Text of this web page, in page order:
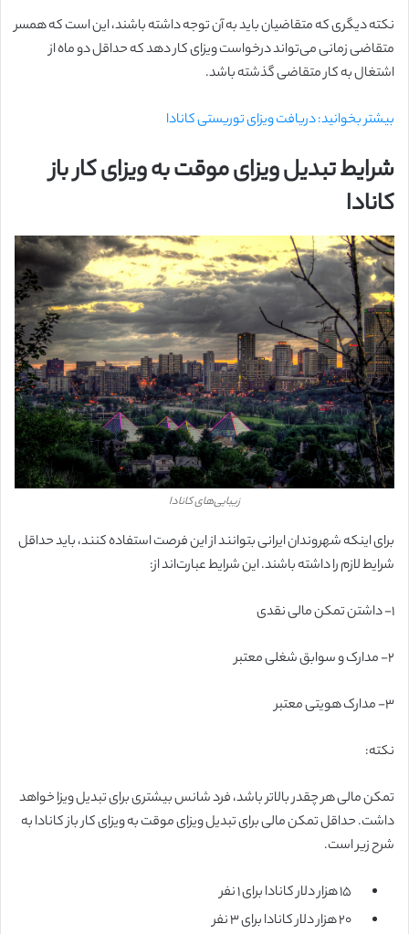
نکته دیگری که متقاضیان باید به آن توجه داشته باشند، این است که همسر
متقاضی زمانی می‌تواند درخواست ویزای کار دهد که حداقل دو ماه از
اشتغال به کار متقاضی گذشته باشد.
بیشتر بخوانید: دریافت ویزای توریستی کانادا
شرایط تبدیل ویزای موقت به ویزای کار باز
کانادا
زیبایی‌های کانادا
برای اینکه شهروندان ایرانی بتوانند از این فرصت استفاده کنند، باید حداقل
شرایط لازم را داشته باشند. این شرایط عبارت‌اند از:
۱- داشتن تمکن مالی نقدی
۲- مدارک و سوابق شغلی معتبر
۳- مدارک هویتی معتبر
نکته:
تمکن مالی هر چقدر بالاتر باشد، فرد شانس بیشتری برای تبدیل ویزا خواهد
داشت. حداقل تمکن مالی برای تبدیل ویزای موقت به ویزای کار باز کانادا به
شرح زیر است.
۱۵ هزار دلار کانادا برای ۱ نفر
۲۰ هزار دلار کانادا برای ۳ نفر